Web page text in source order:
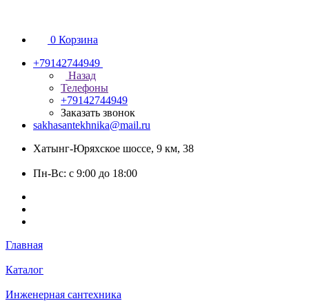
0 Корзина
+79142744949
Назад
Телефоны
+79142744949
Заказать звонок
sakhasantekhnika@mail.ru
Хатынг-Юряхское шоссе, 9 км, 38
Пн-Вс: с 9:00 до 18:00
Главная
Каталог
Инженерная сантехника